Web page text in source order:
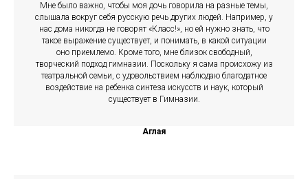
Мне было важно, чтобы моя дочь говорила на разные темы,
слышала вокруг себя русскую речь других людей. Например, у
нас дома никогда не говорят «Класс!», но ей нужно знать, что
такое выражение существует, и понимать, в какой ситуации
оно приемлемо. Кроме того, мне близок свободный,
творческий подход гимназии. Поскольку я сама происхожу из
театральной семьи, с удовольствием наблюдаю благодатное
воздействие на ребенка синтеза искусств и наук, который
существует в Гимназии.
Аглая